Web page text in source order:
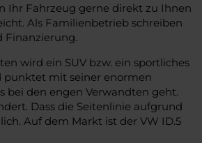
Ihr Fahrzeug gerne direkt zu Ihnen
Als Familienbetrieb schreiben
Finanzierung.
wird ein SUV bzw. ein sportliches
punktet mit seiner enormen
bei den engen Verwandten geht.
Dass die Seitenlinie aufgrund
Auf dem Markt ist der VW ID.5